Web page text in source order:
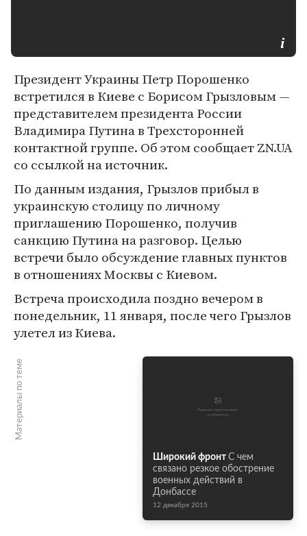
Президент Украины Петр Порошенко
встретился в Киеве с Борисом Грызловым —
представителем президента России
Владимира Путина в Трехсторонней
контактной группе. Об этом сообщает ZN.UA
со ссылкой на источник.
По данным издания, Грызлов прибыл в
украинскую столицу по личному
приглашению Порошенко, получив
санкцию Путина на разговор. Целью
встречи было обсуждение главных пунктов
в отношениях Москвы с Киевом.
Встреча происходила поздно вечером в
понедельник, 11 января, после чего Грызлов
улетел из Киева.
Материалы по теме
Широкий фронт С чем
связано резкое обострение
военных действий в
Донбассе
12 декабря 2015